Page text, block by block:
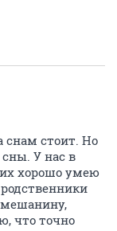
снам стоит. Но
У нас в
хорошо умею
что точно